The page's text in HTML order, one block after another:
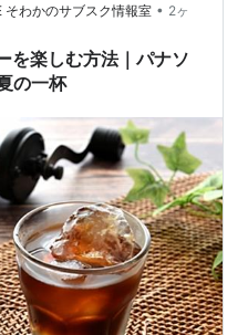
そわかのサブスク情報室 • 2ヶ
を楽しむ方法｜パナソ
の一杯